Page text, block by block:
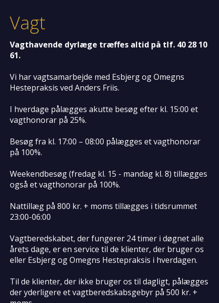
Vagt
Vagthavende dyrlæge træffes altid på tlf. 40 28 10
61.
Vi har vagtsamarbejde med Esbjerg og Omegns
Hestepraksis ved Anders Friis.
I hverdage pålægges akutte besøg efter kl. 15:00 et
vagthonorar på 25%.
Besøg fra kl. 17:00 – 08:00 pålægges et vagthonorar
på 100%.
Weekendbesøg (fredag kl. 15 - mandag kl. 8) tillægges
også et vagthonorar på 100%.
Nattillæg på 800 kr. + moms tillægges i tidsrummet
23:00-06:00
Vagtberedskabet, der fungerer 24 timer i døgnet alle
årets dage, er en service til de klienter, der bruger os
eller Esbjerg og Omegns Hestepraksis i hverdagen.
Til de klienter, der ikke bruger os til dagligt, pålægges
der yderligere et vagtberedskabsgebyr på 500 kr. +